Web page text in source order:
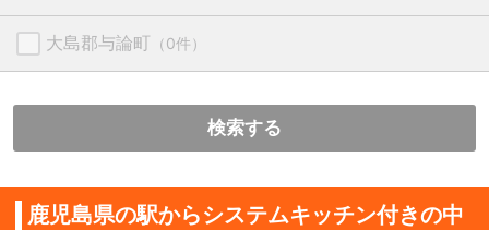
大島郡与論町 （0件）
検索する
鹿児島県の駅からシステムキッチン付きの中